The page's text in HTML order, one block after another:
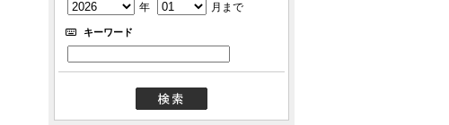
年
月まで
キーワード